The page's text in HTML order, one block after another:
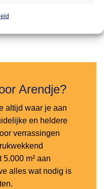
Arendje?
altijd waar je aan
en heldere
verrassingen
m² aan
alles wat nodig is